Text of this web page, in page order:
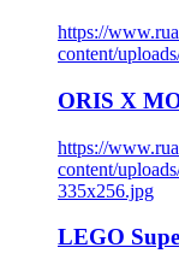
https://
content/
ORIS X
https://
content/
335x256.jpg
LEGO